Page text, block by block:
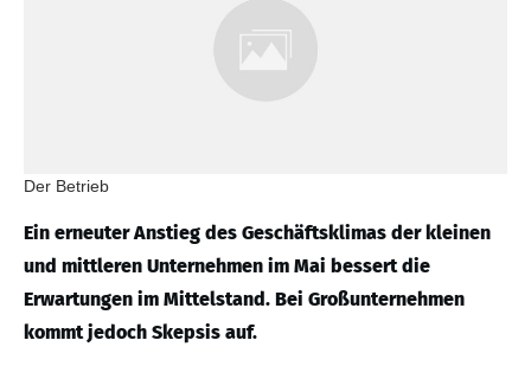
Der Betrieb
Ein erneuter Anstieg des Geschäftsklimas der kleinen
und mittleren Unternehmen im Mai bessert die
Erwartungen im Mittelstand. Bei Großunternehmen
kommt jedoch Skepsis auf.